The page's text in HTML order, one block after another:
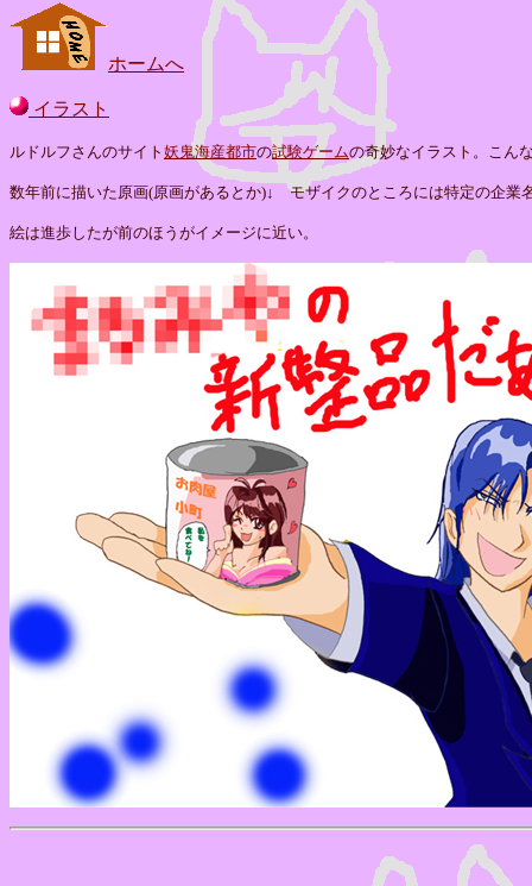
ホームへ
イラスト
ルドルフさんのサイト 妖鬼海産都市の試験ゲームの奇妙なイラスト。こん
数年前に描いた原画(原画があるとか)↓ モザイクのところには特定の企業
絵は進歩したが前のほうがイメージに近い。